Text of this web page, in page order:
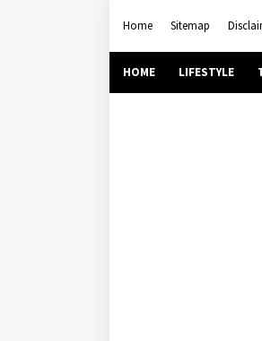
Home Sitemap
HOME LIFESTYLE